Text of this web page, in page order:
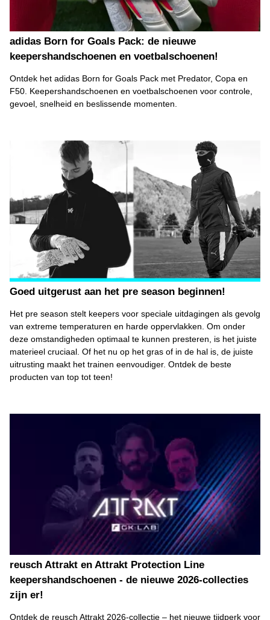
adidas Born for Goals Pack: de nieuwe
keepershandschoenen en voetbalschoenen!
Ontdek het adidas Born for Goals Pack met Predator, Copa en
F50. Keepershandschoenen en voetbalschoenen voor controle,
gevoel, snelheid en beslissende momenten.
Goed uitgerust aan het pre season beginnen!
Het pre season stelt keepers voor speciale uitdagingen als gevolg
van extreme temperaturen en harde oppervlakken. Om onder
deze omstandigheden optimaal te kunnen presteren, is het juiste
materieel cruciaal. Of het nu op het gras of in de hal is, de juiste
uitrusting maakt het trainen eenvoudiger. Ontdek de beste
producten van top tot teen!
reusch Attrakt en Attrakt Protection Line
keepershandschoenen - de nieuwe 2026-collecties
zijn er!
Ontdek de reusch Attrakt 2026-collectie – het nieuwe tijdperk voor